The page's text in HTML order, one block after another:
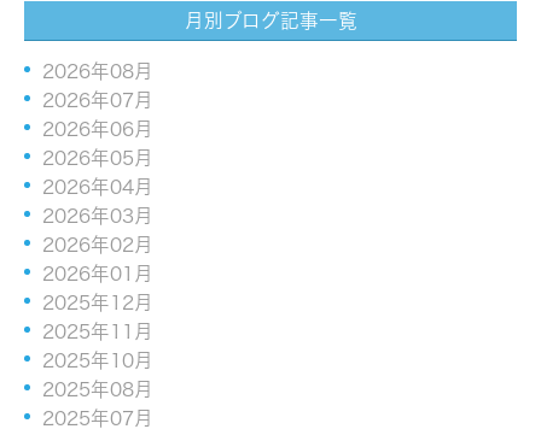
月別ブログ記事一覧
2026年08月
2026年07月
2026年06月
2026年05月
2026年04月
2026年03月
2026年02月
2026年01月
2025年12月
2025年11月
2025年10月
2025年08月
2025年07月